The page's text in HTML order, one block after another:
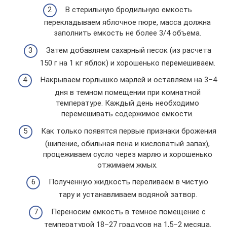
В стерильную бродильную емкость
перекладываем яблочное пюре, масса должна
заполнить емкость не более 3/4 объема.
Затем добавляем сахарный песок (из расчета
150 г на 1 кг яблок) и хорошенько перемешиваем.
Накрываем горлышко марлей и оставляем на 3–4
дня в темном помещении при комнатной
температуре. Каждый день необходимо
перемешивать содержимое емкости.
Как только появятся первые признаки брожения
(шипение, обильная пена и кисловатый запах),
процеживаем сусло через марлю и хорошенько
отжимаем жмых.
Полученную жидкость переливаем в чистую
тару и устанавливаем водяной затвор.
Переносим емкость в темное помещение с
температурой 18–27 градусов на 1,5–2 месяца.